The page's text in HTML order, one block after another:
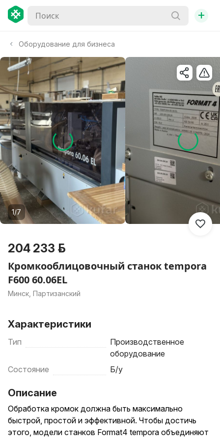
+
Оборудование для бизнеса
1/7
204 233 р.
Кромкооблицовочный станок tempora
F600 60.06EL
Минск, Партизанский
Характеристики
Тип
Производственное
оборудование
Состояние
Б/у
Описание
Обработка кромок должна быть максимально
быстрой, простой и эффективной. Чтобы достичь
этого, модели станков Format4 tempora объединяют